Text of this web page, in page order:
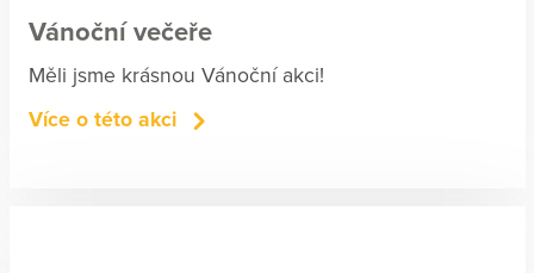
Vánoční večeře
Měli jsme krásnou Vánoční akci!
Více o této akci